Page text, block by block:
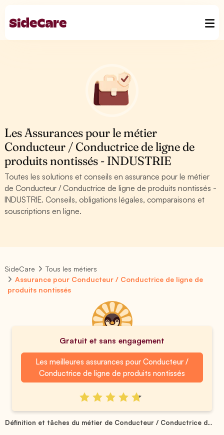
Les Assurances pour le métier
Conducteur / Conductrice de ligne de
produits nontissés - INDUSTRIE
Toutes les solutions et conseils en assurance pour le métier
de Conducteur / Conductrice de ligne de produits nontissés -
INDUSTRIE. Conseils, obligations légales, comparaisons et
souscriptions en ligne.
SideCare
Tous les métiers
Assurance pour Conducteur / Conductrice de ligne de
produits nontissés
Gratuit et sans engagement
Les meilleures assurances pour Conducteur /
Conductrice de ligne de produits nontissés
Définition et tâches du métier de Conducteur / Conductrice d...